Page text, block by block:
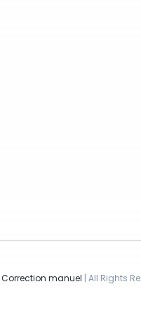
Correction manuel | All Rights